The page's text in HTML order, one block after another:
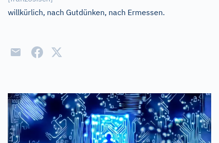
willkürlich, nach Gutdünken, nach Ermessen.